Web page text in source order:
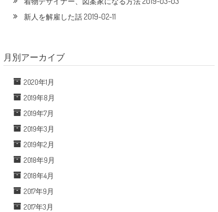
新人を解雇した話 2019-02-11
月別アーカイブ
2020年1月
2019年8月
2019年7月
2019年3月
2019年2月
2018年9月
2018年4月
2017年9月
2017年3月